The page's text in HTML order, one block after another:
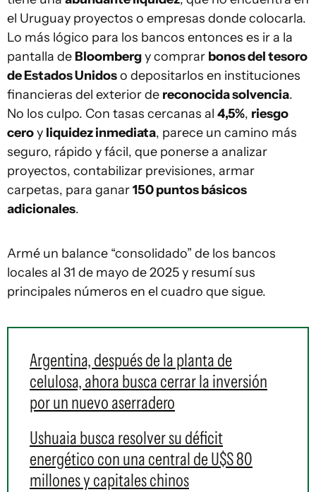
el Uruguay proyectos o empresas donde colocarla.
Lo más lógico para los bancos entonces es ir a la
pantalla de Bloombergy comprar bonos del tesoro
de Estados Unidoso depositarlos en instituciones
financieras del exterior de reconocida solvencia.
No los culpo. Con tasas cercanas al 4,5%, riesgo
ceroy liquidez inmediata, parece un camino más
seguro, rápido y fácil, que ponerse a analizar
proyectos, contabilizar previsiones, armar
carpetas, para ganar150 puntos básicos
adicionales.
Armé un balance “consolidado” de los bancos
locales al 31 de mayo de 2025 y resumí sus
principales números en el cuadro que sigue.
Argentina, después de la planta de
celulosa, ahora busca cerrar la inversión
por un nuevo aserradero
Ushuaia busca resolver su déficit
energético con una central de U$S 80
millones y capitales chinos